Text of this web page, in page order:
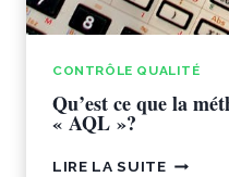
CONTRÔLE QUALITÉ
Qu’est ce que la
« AQL »?
LIRE LA SUITEQU’EST